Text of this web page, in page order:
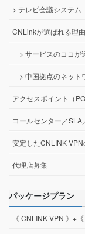
> テレビ会議システム
CNLinkが選ばれる理由
> サービスのココが
> 中国拠点のネット
アクセスポイント（
コールセンター／
安定したCNLINK
代理店募集
パッケージプラン
《 CNLINK VPN 》+